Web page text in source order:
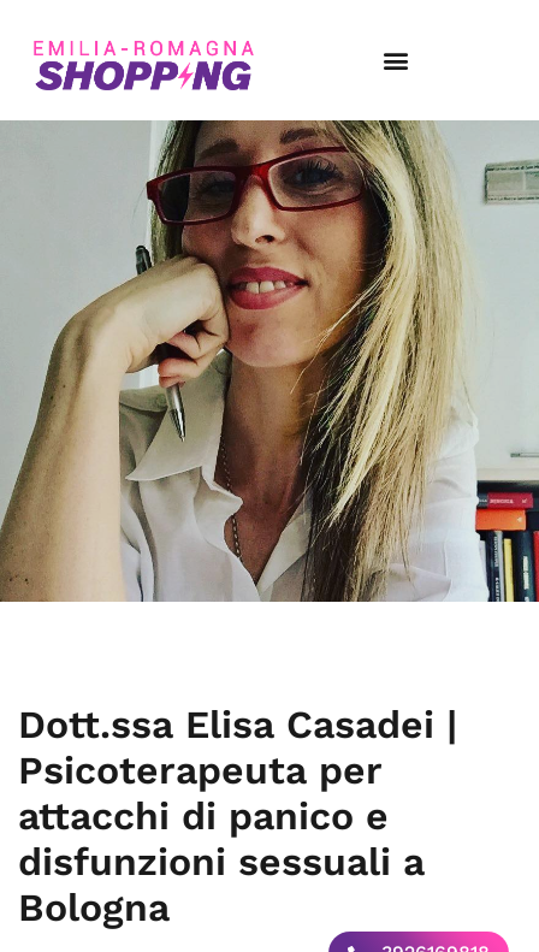
Dott.ssa Elisa Casadei |
Psicoterapeuta per
attacchi di panico e
disfunzioni sessuali a
Bologna